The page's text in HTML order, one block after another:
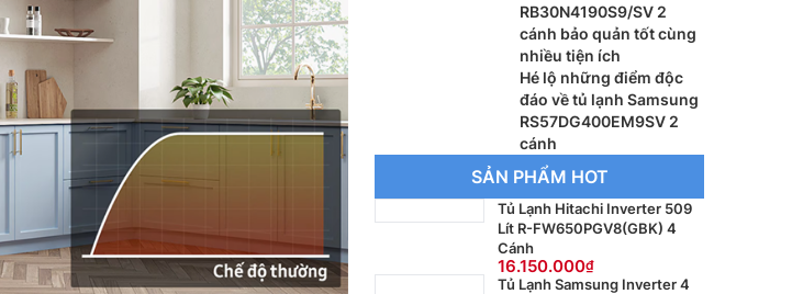
RB30N4190S9/SV 2
cánh bảo quản tốt cùng
nhiều tiện ích
Hé lộ những điểm độc
đáo về tủ lạnh Samsung
RS57DG400EM9SV 2
cánh
SẢN PHẨM HOT
Tủ Lạnh Hitachi Inverter 509
Lít R-FW650PGV8(GBK) 4
Cánh
16.150.000
Tủ Lạnh Samsung Inverter 4